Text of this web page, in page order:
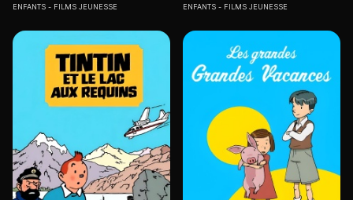
ENFANTS FILMS JEUNESSE ENFANTS FILMS JEUNESSE